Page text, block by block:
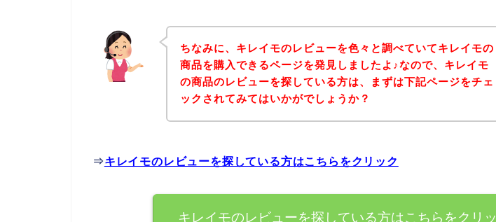
ちなみに、キレイモのレビューを色々と調べていてキレイモの
商品を購入できるページを発見しましたよ♪なので、キレイモ
の商品のレビューを探している方は、まずは下記ページをチェ
ックされてみてはいかがでしょうか？
⇒キレイモのレビューを探している方はこちらをクリック
キレイモのレビューを探している方はこちらをクリッ